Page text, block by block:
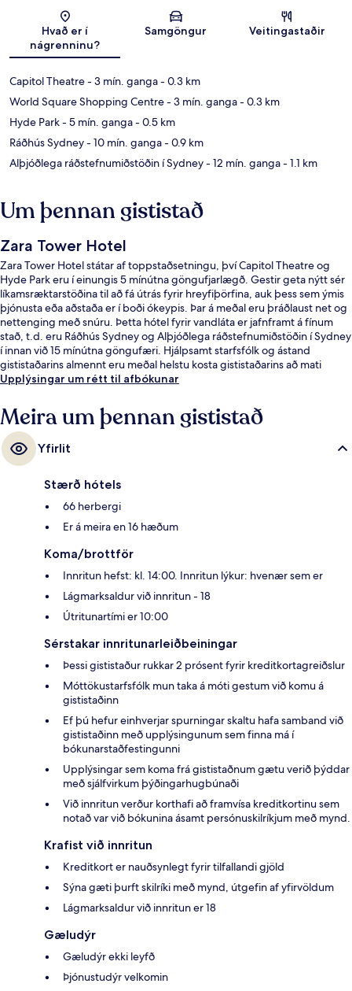
Kort
Hvað er í
nágrenninu?
Samgöngur Veitingastaðir
Capitol Theatre- 3 mín. ganga- 0.3 km
World Square Shopping Centre- 3 mín. ganga- 0.3 km
Hyde Park- 5 mín. ganga- 0.5 km
Ráðhús Sydney- 10 mín. ganga- 0.9 km
Alþjóðlega ráðstefnumiðstöðin í Sydney- 12 mín. ganga- 1.1 km
Um þennan gististað
Zara Tower Hotel
Zara Tower Hotel státar af toppstaðsetningu, því Capitol Theatre og
Hyde Park eru í einungis 5 mínútna göngufjarlægð. Gestir geta nýtt sér
líkamsræktarstöðina til að fá útrás fyrir hreyfiþörfina, auk þess sem ýmis
þjónusta eða aðstaða er í boði ókeypis. Þar á meðal eru þráðlaust net og
nettenging með snúru. Þetta hótel fyrir vandláta er jafnframt á fínum
stað, t.d. eru Ráðhús Sydney og Alþjóðlega ráðstefnumiðstöðin í Sydney
í innan við 15 mínútna göngufæri. Hjálpsamt starfsfólk og ástand
gististaðarins almennt eru meðal helstu kosta gististaðarins að mati
ferðamanna sem hafa heimsótt hann. Það er ekki langt að fara til að
göngufjarlægð og Capitol Square Light Rail lestarstöðin í 6 mínútna.
Upplýsingar um rétt til afbókunar
Meira um þennan gististað
Yfirlit
Stærð hótels
66 herbergi
Er á meira en 16 hæðum
Koma/brottför
Innritun hefst: kl. 14:00. Innritun lýkur: hvenær sem er
Lágmarksaldur við innritun - 18
Útritunartími er 10:00
Sérstakar innritunarleiðbeiningar
Þessi gististaður rukkar 2 prósent fyrir kreditkortagreiðslur
Móttökustarfsfólk mun taka á móti gestum við komu á
gististaðinn
Ef þú hefur einhverjar spurningar skaltu hafa samband við
gististaðinn með upplýsingunum sem finna má í
bókunarstaðfestingunni
Upplýsingar sem koma frá gististaðnum gætu verið þýddar
með sjálfvirkum þýðingarhugbúnaði
Við innritun verður korthafi að framvísa kreditkortinu sem
notað var við bókunina ásamt persónuskilríkjum með mynd.
Krafist við innritun
Kreditkort er nauðsynlegt fyrir tilfallandi gjöld
Sýna gæti þurft skilríki með mynd, útgefin af yfirvöldum
Lágmarksaldur við innritun er 18
Gæludýr
Gæludýr ekki leyfð
Þjónustudýr velkomin